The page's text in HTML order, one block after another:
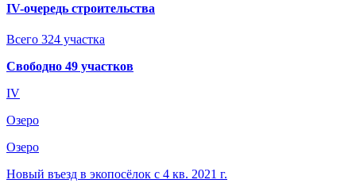
IV-очередь строительства
Всего 324 участка
Свободно 49 участков
IV
Озеро
Озеро
Новый въезд в экопосёлок с 4 кв. 2021 г.